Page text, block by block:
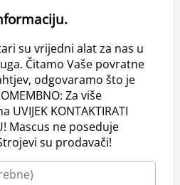
su vrijedni alat za nas u
Čitamo Vaše povratne
odgovaramo što je
Za više
KONTAKTIRATI
Mascus ne poseduje
su prodavači!